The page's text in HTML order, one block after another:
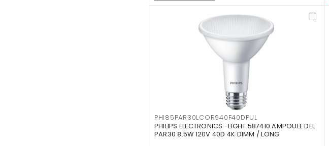
PHI85PAR30LCOR940F40DPUL
PHILIPS ELECTRONICS -LIGHT 587410 AMPOULE DEL
PAR30 8.5W 120V 40D 4K DIMM / LONG